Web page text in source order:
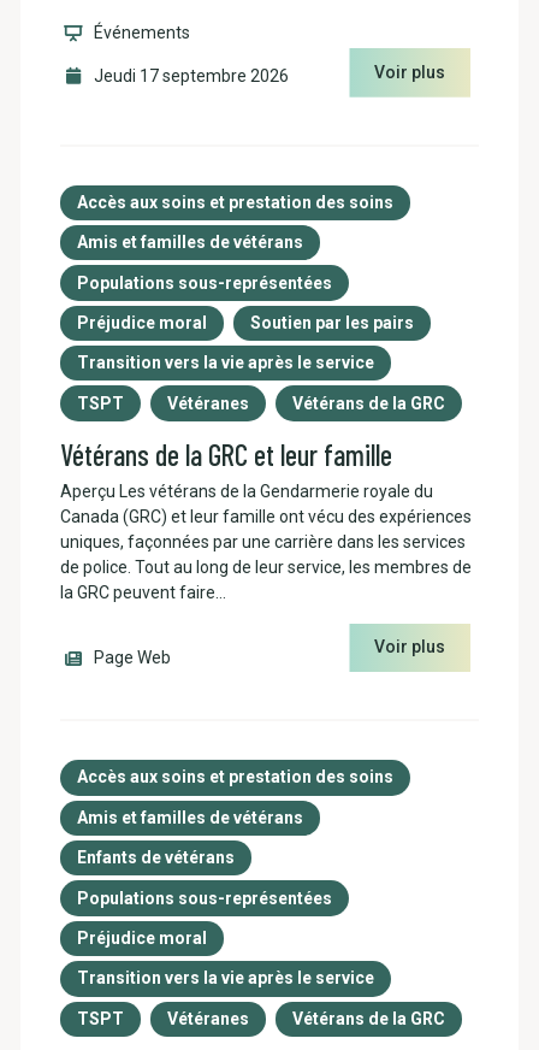
Événements
Jeudi 17 septembre 2026 Voir plus
Accès aux soins et prestation des soins
Amis et familles de vétérans
Populations sous-représentées
Préjudice moral Soutien par les pairs
Transition vers la vie après le service
TSPT Vétéranes Vétérans de la GRC
Vétérans de la GRC et leur famille
Aperçu Les vétérans de la Gendarmerie royale du
Canada (GRC) et leur famille ont vécu des expériences
uniques, façonnées par une carrière dans les services
de police. Tout au long de leur service, les membres de
la GRC peuvent faire…
Page Web
Voir plus
Accès aux soins et prestation des soins
Amis et familles de vétérans
Enfants de vétérans
Populations sous-représentées
Préjudice moral
Transition vers la vie après le service
TSPT Vétéranes Vétérans de la GRC